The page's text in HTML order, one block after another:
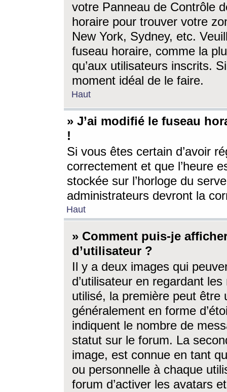
votre Panneau de Contrôle
horaire pour trouver votre
New York, Sydney, etc.
fuseau horaire, comme la
qu’aux utilisateurs inscrits.
moment idéal de le faire.
Haut
» J’ai modifié le fuseau
!
Si vous êtes certain d’avoir
correctement et que l’heure
stockée sur l’horloge du
administrateurs devront la
Haut
» Comment puis-je
d’utilisateur ?
Il y a deux images qui
d’utilisateur en regardant
utilisé, la première peut être
généralement en forme
indiquent le nombre de
statut sur le forum. La
image, est connue en tant
ou personnelle à chaque
forum d’activer les avatars